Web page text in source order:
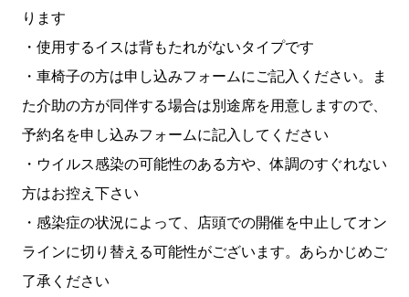
ります
・使用するイスは背もたれがないタイプです
・車椅子の方は申し込みフォームにご記入ください。ま
た介助の方が同伴する場合は別途席を用意しますので、
予約名を申し込みフォームに記入してください
・ウイルス感染の可能性のある方や、体調のすぐれない
方はお控え下さい
・感染症の状況によって、店頭での開催を中止してオン
ラインに切り替える可能性がございます。あらかじめご
了承ください